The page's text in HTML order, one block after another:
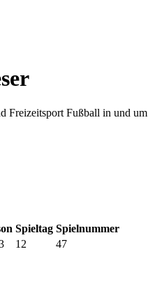
Freizeitsport Fußball in und
Spieltag Spielnummer
12 47